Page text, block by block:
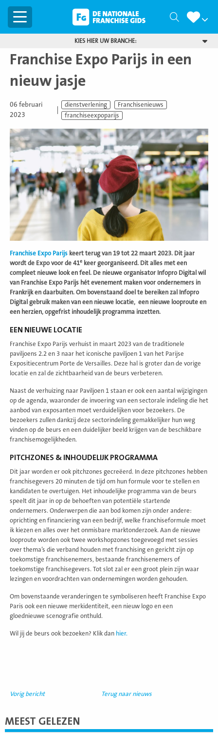
Menu Zoeken
KIES HIER UW BRANCHE:
Franchise Expo Parijs in een
nieuw jasje
06 februari
2023
dienstverlening
Franchisenieuws
franchiseexpoparijs
Franchise Expo Parijs keert terug van 19 tot 22 maart 2023. Dit jaar
wordt de Expo voor de 41e keer georganiseerd. Dit alles met een
compleet nieuwe look en feel. De nieuwe organisator Infopro Digital wil
van Franchise Expo Parijs hét evenement maken voor ondernemers in
Frankrijk en daarbuiten. Om bovenstaand doel te bereiken zal Infopro
Digital gebruik maken van een nieuwe locatie, een nieuwe looproute en
een herzien, opgefrist inhoudelijk programma inzetten.
EEN NIEUWE LOCATIE
Franchise Expo Parijs verhuist in maart 2023 van de traditionele
paviljoens 2.2 en 3 naar het iconische paviljoen 1 van het Parijse
Expositiecentrum Porte de Versailles. Deze hal is groter dan de vorige
locatie en zal de zichtbaarheid van de beurs verbeteren.
Naast de verhuizing naar Paviljoen 1 staan er ook een aantal wijzigingen
op de agenda, waaronder de invoering van een sectorale indeling die het
aanbod van exposanten moet verduidelijken voor bezoekers. De
bezoekers zullen dankzij deze sectorindeling gemakkelijker hun weg
vinden op de beurs en een duidelijker beeld krijgen van de beschikbare
franchisemogelijkheden.
PITCHZONES & INHOUDELIJK PROGRAMMA
Dit jaar worden er ook pitchzones gecreëerd. In deze pitchzones hebben
franchisegevers 20 minuten de tijd om hun formule voor te stellen en
kandidaten te overtuigen. Het inhoudelijke programma van de beurs
speelt dit jaar in op de behoeften van potentiële startende
ondernemers. Onderwerpen die aan bod komen zijn onder andere:
oprichting en financiering van een bedrijf, welke franchiseformule moet
ik kiezen en alles over het onmisbare marktonderzoek. Aan de nieuwe
looproute worden ook twee workshopzones toegevoegd met sessies
over thema’s die verband houden met franchising en gericht zijn op
toekomstige franchisenemers, bestaande franchisenemers of
toekomstige franchisegevers. Tot slot zal er een groot plein zijn waar
lezingen en voordrachten van ondernemingen worden gehouden.
Om bovenstaande veranderingen te symboliseren heeft Franchise Expo
Paris ook een nieuwe merkidentiteit, een nieuw logo en een
gloednieuwe scenografie onthuld.
Wil jij de beurs ook bezoeken? Klik dan hier.
Vorig bericht Terug naar nieuws
MEEST GELEZEN